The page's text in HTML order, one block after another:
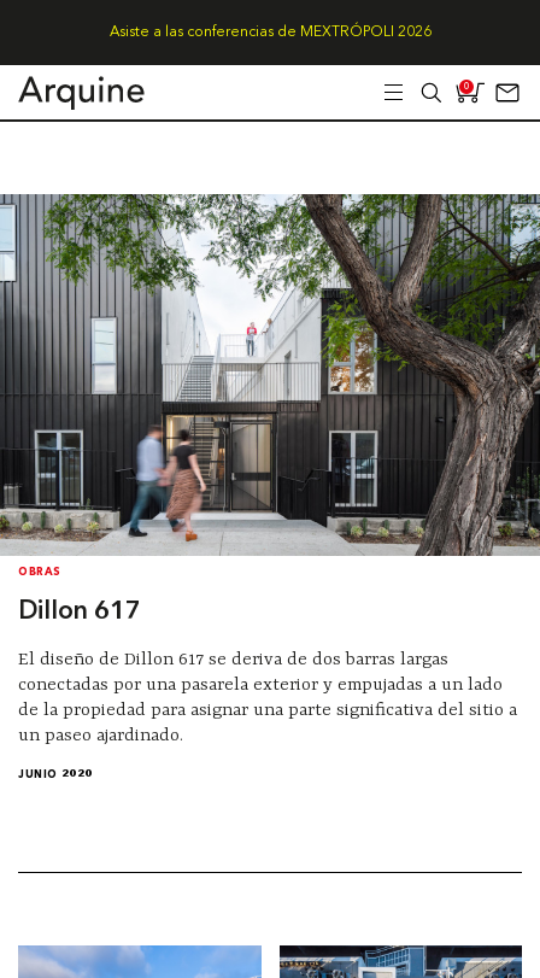
Asiste a las conferencias de MEXTRÓPOLI 2026
0
OBRAS
Dillon 617
El diseño de Dillon 617 se deriva de dos barras largas
conectadas por una pasarela exterior y empujadas a un lado
de la propiedad para asignar una parte significativa del sitio a
un paseo ajardinado.
JUNIO 2020